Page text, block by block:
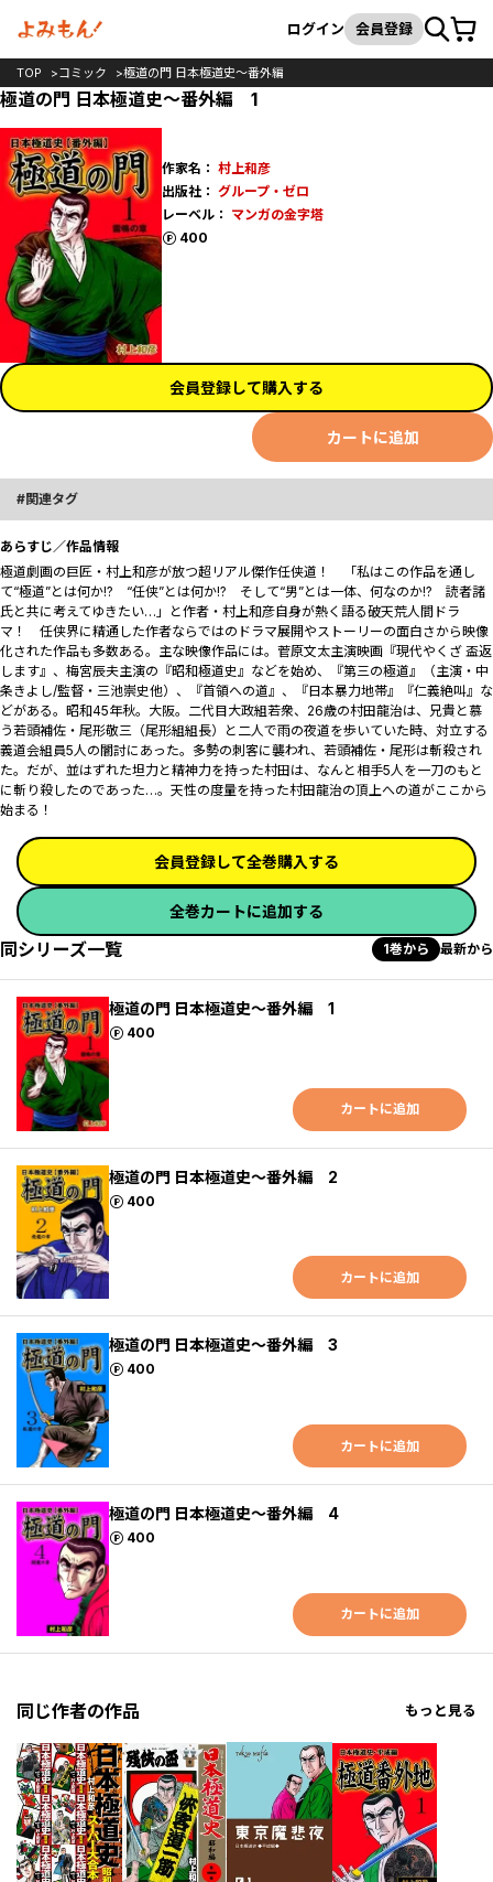
検索
ログイン 会員登録カート
TOP コミック 極道の門 日本極道史～番外編
極道の門 日本極道史～番外編 1
作家名： 村上和彦
出版社： グループ・ゼロ
レーベル： マンガの金字塔
400
ポイント
会員登録して購入する
カートに追加
関連タグ
あらすじ／作品情報
極道劇画の巨匠・村上和彦が放つ超リアル傑作任侠道！ 「私はこの作品を通し
て“極道”とは何か!? “任侠”とは何か!? そして“男”とは一体、何なのか!? 読者諸
氏と共に考えてゆきたい…」と作者・村上和彦自身が熱く語る破天荒人間ドラ
マ！ 任侠界に精通した作者ならではのドラマ展開やストーリーの面白さから映像
化された作品も多数ある。主な映像作品には。菅原文太主演映画『現代やくざ 盃返
します』、梅宮辰夫主演の『昭和極道史』などを始め、『第三の極道』（主演・中
条きよし/監督・三池崇史他）、『首領への道』、『日本暴力地帯』『仁義絶叫』な
どがある。昭和45年秋。大阪。二代目大政組若衆、26歳の村田龍治は、兄貴と慕
う若頭補佐・尾形敬三（尾形組組長）と二人で雨の夜道を歩いていた時、対立する
義道会組員5人の闇討にあった。多勢の刺客に襲われ、若頭補佐・尾形は斬殺され
た。だが、並はずれた坦力と精神力を持った村田は、なんと相手5人を一刀のもと
に斬り殺したのであった…。天性の度量を持った村田龍治の頂上への道がここから
始まる！
会員登録して全巻購入する
全巻カートに追加する
同シリーズ一覧 1巻から 最新から
極道の門 日本極道史～番外編 1
400
ポイント
カートに追加
極道の門 日本極道史～番外編 2
400
ポイント
カートに追加
極道の門 日本極道史～番外編 3
400
ポイント
カートに追加
極道の門 日本極道史～番外編 4
400
ポイント
カートに追加
同じ作者の作品 もっと見る